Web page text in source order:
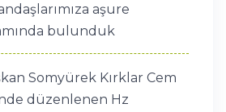
aşure
bulunduk
Somyürek Kırklar Cem
düzenlenen Hz